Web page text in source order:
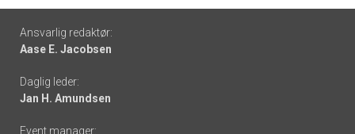
Footer
-
links
Ansvarlig redaktør:
Aase E. Jacobsen
Daglig leder:
Jan H. Amundsen
Event manager: